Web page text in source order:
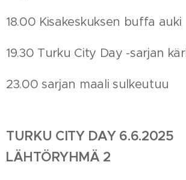
18.00 Kisakeskuksen buffa auki
19.30 Turku City Day -sarjan
23.00 sarjan maali sulkeutuu
TURKU CITY DAY 6.6.2025
LÄHTÖRYHMÄ 2